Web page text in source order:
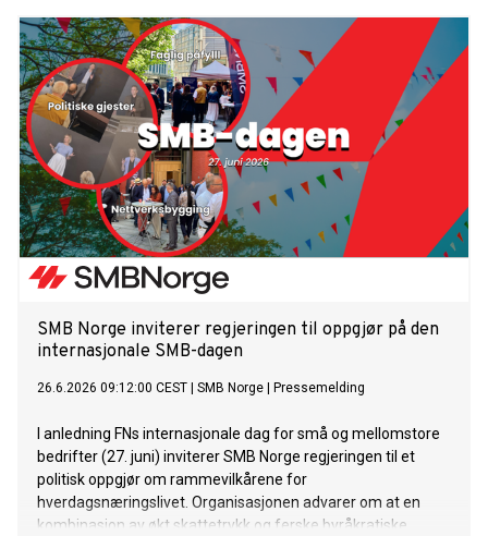
SMB Norge inviterer regjeringen til oppgjør på den
internasjonale SMB-dagen
26.6.2026 09:12:00 CEST SMB Norge Pressemelding
I anledning FNs internasjonale dag for små og mellomstore
bedrifter (27. juni) inviterer SMB Norge regjeringen til et
politisk oppgjør om rammevilkårene for
hverdagsnæringslivet. Organisasjonen advarer om at en
kombinasjon av økt skattetrykk og ferske byråkratiske